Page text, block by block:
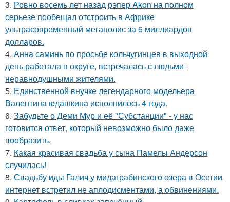
3. Ровно восемь лет назад рэпер Akon на полном
серьезе пообещал отстроить в Африке
ультрасовременный мегаполис за 6 миллиардов
долларов.
4. Анна саминь по просьбе кольчугинцев в выходной
день работала в округе, встречалась с людьми -
неравнодушными жителями.
5. Единственной внучке легендарного модельера
Валентина юдашкина исполнилось 4 года.
6. Забудьте о Деми Мур и её "Субстанции" - у нас
готовится ответ, который невозможно было даже
вообразить.
7. Какая красивая свадьба у сына Памелы Андерсон
случилась!
8. Свадьбу иды Галич у мидаграбинского озера в Осетии
интернет встретил не аплодисментами, а обвинениями.